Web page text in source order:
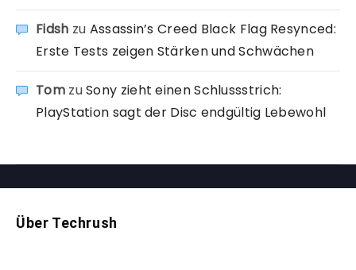
Fidsh zu Assassin’s Creed Black Flag Resynced:
Erste Tests zeigen Stärken und Schwächen
TomzuSony zieht einen Schlussstrich:
PlayStation sagt der Disc endgültig Lebewohl
Über Techrush